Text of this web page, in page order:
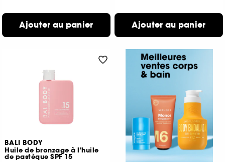
Ajouter au panier Ajouter au panier
BALI BODY
Huile de bronzage à l'huile
de pastèque SPF 15